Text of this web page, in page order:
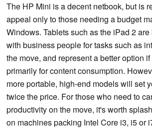
The HP Mini is a decent netbook, but is
appeal only to those needing a budget
Windows. Tablets such as the iPad 2
with business people for tasks such as
the move, and represent a better option
primarily for content consumption.
more portable, high-end models will set
twice the price. For those who need to
productivity on the move, it's worth
on machines packing Intel Core i3, i5 or